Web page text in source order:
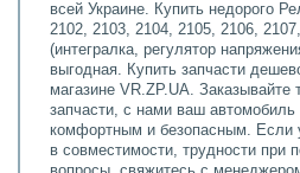
всей Украине. Купить недорого
2102, 2103, 2104, 2105, 2106,
(интегралка, регулятор
выгодная. Купить запчасти
магазине VR.ZP.UA. Заказывайте
запчасти, с нами ваш автомобиль
комфортным и безопасным. Если
в совместимости, трудности при